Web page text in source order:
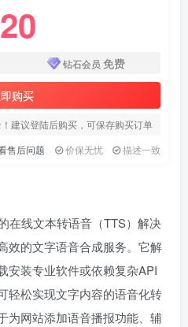
20
钻石会员 免费
购买
建议登陆后购买，可保存购买订单
售后问题
价保无忧 描述一致
在线文本转语音（TTS）解决
效的文字语音合成服务。它解
安装专业软件或依赖复杂API
轻松实现文字内容的语音化转
为网站添加语音播报功能、辅